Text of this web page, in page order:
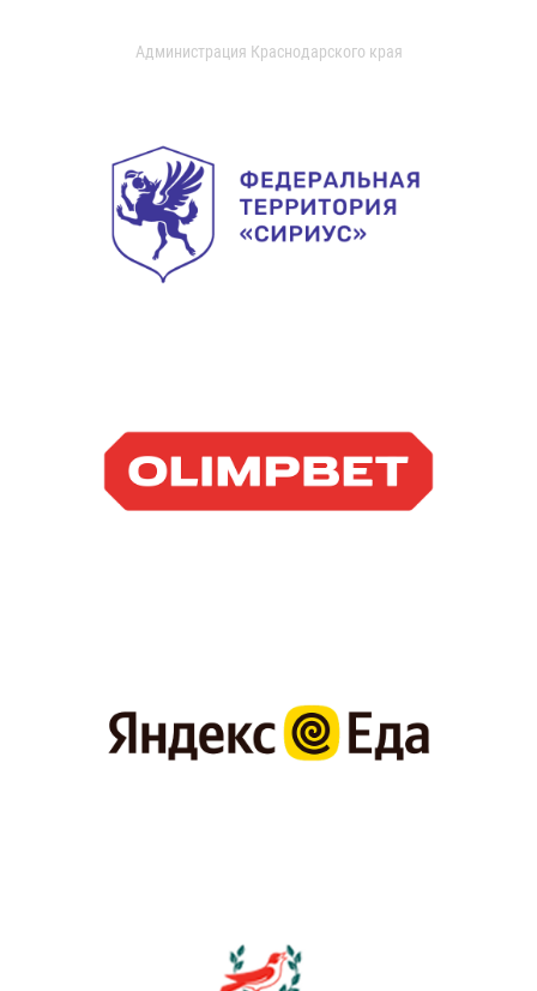
Администрация Краснодарского края